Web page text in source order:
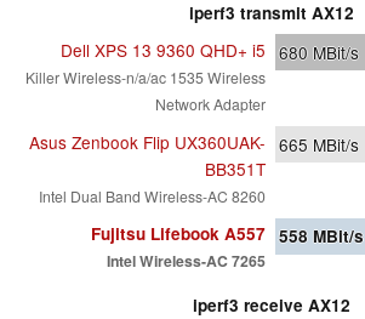
iperf3 transmit AX12
Dell XPS 13 9360 QHD+ i5
Killer Wireless-n/a/ac 1535 Wireless
Network Adapter
680 MBit/s
Asus Zenbook Flip UX360UAK-
BB351T
Intel Dual Band Wireless-AC 8260
665 MBit/s
Fujitsu Lifebook A557
Intel Wireless-AC 7265
558 MBit/s
iperf3 receive AX12